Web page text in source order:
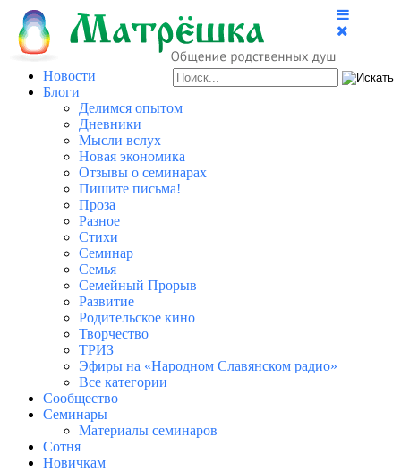
Новости
Блоги
Делимся опытом
Дневники
Мысли вслух
Новая экономика
Отзывы о семинарах
Пишите письма!
Проза
Разное
Стихи
Семинар
Семья
Семейный Прорыв
Развитие
Родительское кино
Творчество
ТРИЗ
Эфиры на «Народном Славянском радио»
Все категории
Сообщество
Семинары
Материалы семинаров
Сотня
Новичкам